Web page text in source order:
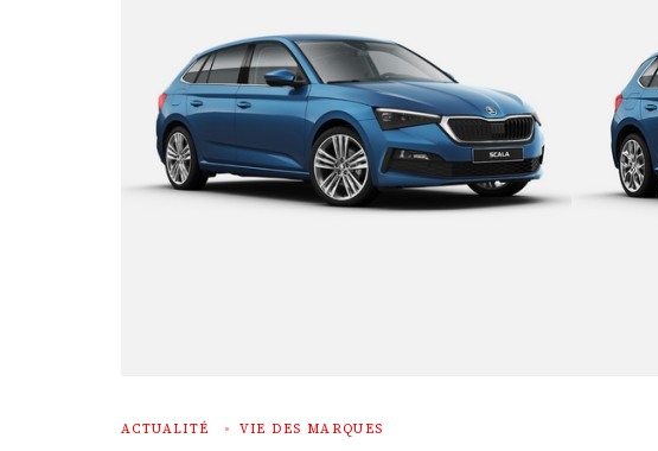
ACTUALITÉ VIE DES MARQUES